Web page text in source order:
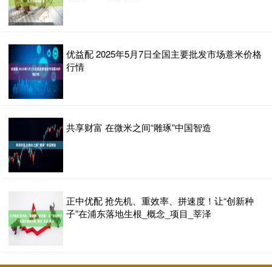
优益配 2025年5月7日全国主要批发市场薏米价格
行情
共享财富 在微米之间“雕琢”中国智造
正中优配 抢先机、重效率、拼速度！让“创新种
子”在浦东落地生根_概念_项目_莘泽